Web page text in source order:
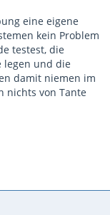
eine eigene
kein Problem
testest, die
legen und die
damit niemen im
nichts von Tante